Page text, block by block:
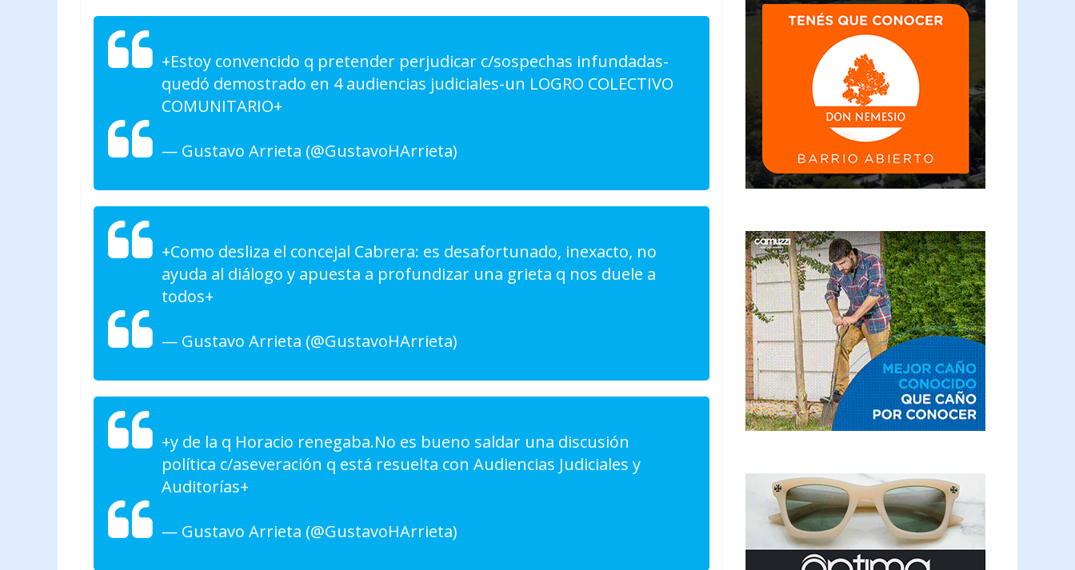
+Estoy convencido q pretender perjudicar c/sospechas infundadas-
quedó demostrado en 4 audiencias judiciales-un LOGRO COLECTIVO
COMUNITARIO+
— Gustavo Arrieta (@GustavoHArrieta)
+Como desliza el concejal Cabrera: es desafortunado, inexacto, no
ayuda al diálogo y apuesta a profundizar una grieta q nos duele a
todos+
— Gustavo Arrieta (@GustavoHArrieta)
+y de la q Horacio renegaba.No es bueno saldar una discusión
política c/aseveración q está resuelta con Audiencias Judiciales y
Auditorías+
— Gustavo Arrieta (@GustavoHArrieta)